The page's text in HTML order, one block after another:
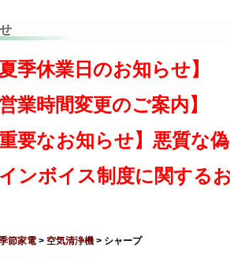
夏季休業日のお知らせ】
営業時間変更のご案内】
重要なお知らせ】悪質な
インボイス制度に関する
節家電 > 空気清浄機 > シャープ